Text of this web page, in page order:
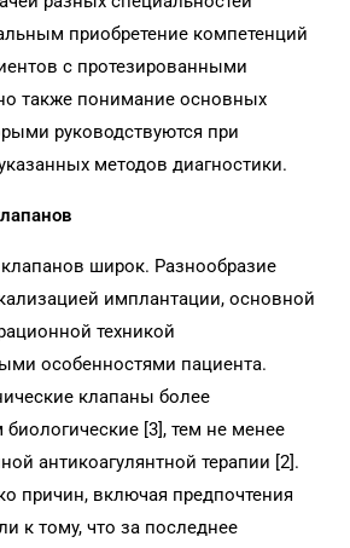
приобретение компетенций
с протезированными
также понимание основных
руководствуются при
методов диагностики.
широк. Разнообразие
имплантации, основной
техникой
особенностями пациента.
клапаны более
[3], тем не менее
антикоагулянтной терапии [2].
причин, включая предпочтения
к тому, что за последнее